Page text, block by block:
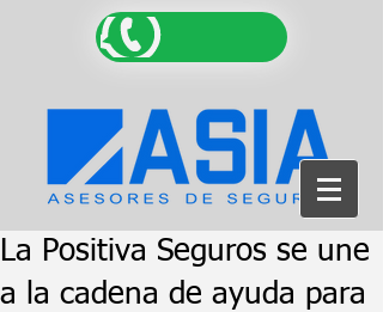
La Positiva Seguros se une
a la cadena de ayuda para